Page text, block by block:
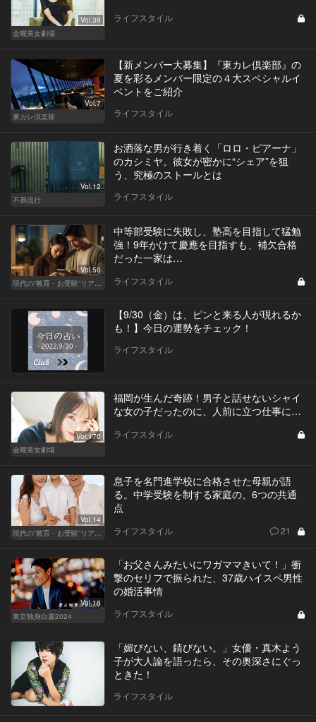
Vol.39
金曜美女劇場
ライフスタイル
Vol.7
東カレ倶楽部
【新メンバー大募集】『東カレ倶楽部』の
夏を彩るメンバー限定の４大スペシャルイ
ベントをご紹介
ライフスタイル
Vol.12
不易流行
お洒落な男が行き着く「ロロ・ピアーナ」
のカシミヤ。彼女が密かに“シェア”を狙
う、究極のストールとは
ライフスタイル
Vol.50
現代の“教育・お受験”リアルドキュメント
中等部受験に失敗し、塾高を目指して猛勉
強！9年かけて慶應を目指すも、補欠合格
だった一家は…
ライフスタイル
【9/30（金）は、ピンと来る人が現れるか
も！】今日の運勢をチェック！
ライフスタイル
Vol.170
金曜美女劇場
福岡が生んだ奇跡！男子と話せないシャイ
な女の子だったのに、人前に立つ仕事に…
ライフスタイル
Vol.14
現代の“教育・お受験”リアルドキュメント
息子を名門進学校に合格させた母親が語
る。中学受験を制する家庭の、6つの共通
点
ライフスタイル 21
Vol.18
東京独身白書2024
「お父さんみたいにワガママきいて！」衝
撃のセリフで振られた、37歳ハイスペ男性
の婚活事情
ライフスタイル
「媚びない、錆びない。」女優・真木よう
子が大人論を語ったら、その奥深さにぐっ
ときた！
ライフスタイル